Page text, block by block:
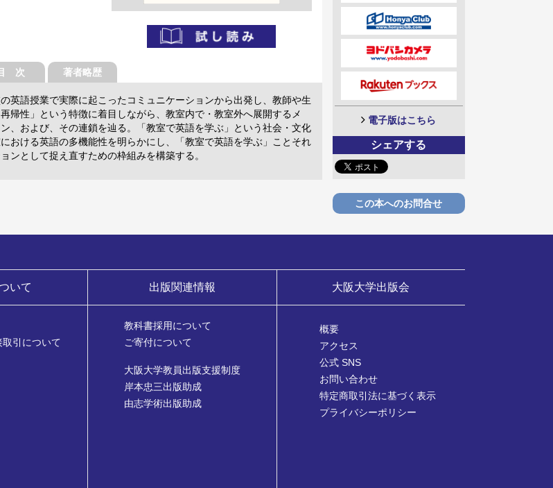
次 著者略歴
英語授業で実際に起こったコミュニケーションから出発し、教師や生
帰性」という特徴に着目しながら、教室内で・教室外へ展開するメ
、および、その連鎖を辿る。「教室で英語を学ぶ」という社会・文化
おける英語の多機能性を明らかにし、「教室で英語を学ぶ」ことそれ
ンとして捉え直すための枠組みを構築する。
電子版はこちら
シェアする
この本へのお問合せ
いて
引について
出版関連情報
教科書採用について
ご寄付について
大阪大学教員出版支援制度
岸本忠三出版助成
由志学術出版助成
大阪大学出版会
概要
アクセス
公式 SNS
お問い合わせ
特定商取引法に基づく表示
プライバシーポリシー